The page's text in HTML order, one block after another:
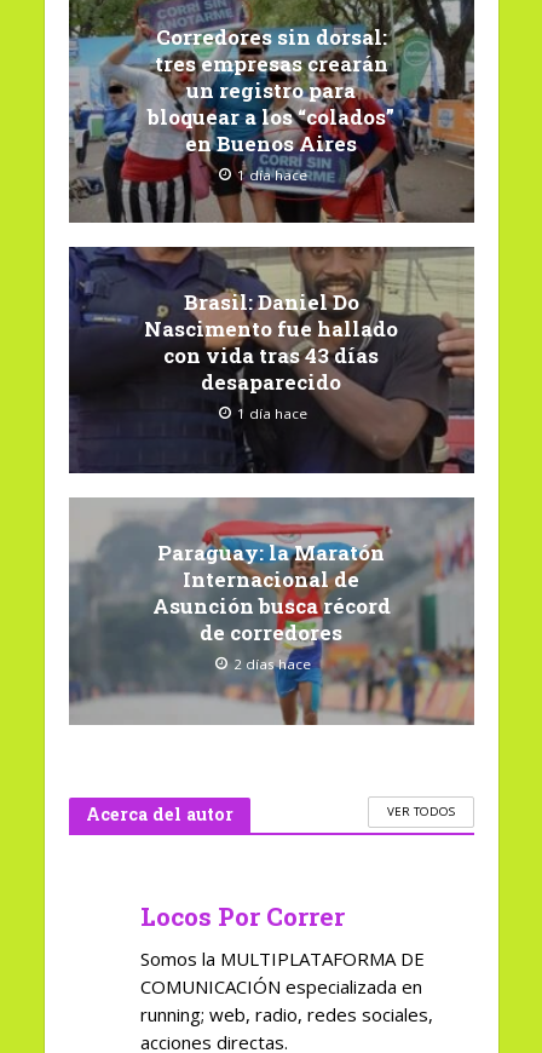
Corredores sin dorsal:
tres empresas crearán
un registro para
bloquear a los “colados”
en Buenos Aires
1 día hace
Brasil: Daniel Do
Nascimento fue hallado
con vida tras 43 días
desaparecido
1 día hace
Paraguay: la Maratón
Internacional de
Asunción busca récord
de corredores
2 días hace
Acerca del autor VER TODOS
Locos Por Correr
Somos la MULTIPLATAFORMA DE
COMUNICACIÓN especializada en
running; web, radio, redes sociales,
acciones directas.